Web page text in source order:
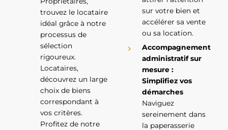
trouvez le locataire
idéal grâce à notre
processus de
sélection
rigoureux.
Locataires,
découvrez un large
choix de biens
correspondant à
vos critères.
Profitez de notre
sur votre bien et
accélérer sa vente
ou sa location.
Accompagnement
administratif sur
mesure :
Simplifiez vos
démarches
Naviguez
sereinement dans
la paperasserie